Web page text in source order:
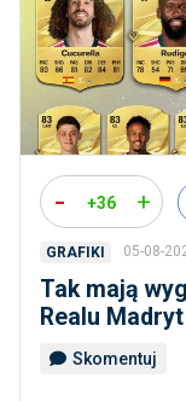
- +36 +
GRAFIKI 05-08-
Tak mają
Realu
Skomentuj